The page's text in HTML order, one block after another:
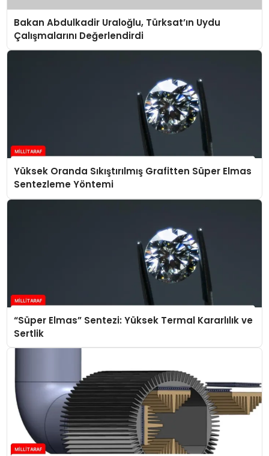
Bakan Abdulkadir Uraloğlu, Türksat’ın Uydu
Çalışmalarını Değerlendirdi
Yüksek Oranda Sıkıştırılmış Grafitten Süper Elmas
Sentezleme Yöntemi
“Süper Elmas” Sentezi: Yüksek Termal Kararlılık ve
Sertlik